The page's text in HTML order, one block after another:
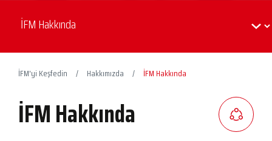
İFM'yi Keşfedin Hakkımızda İFM Hakkında
İFM Hakkında